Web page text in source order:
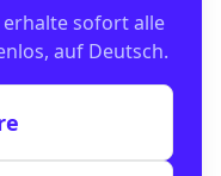
sofort alle
auf Deutsch.